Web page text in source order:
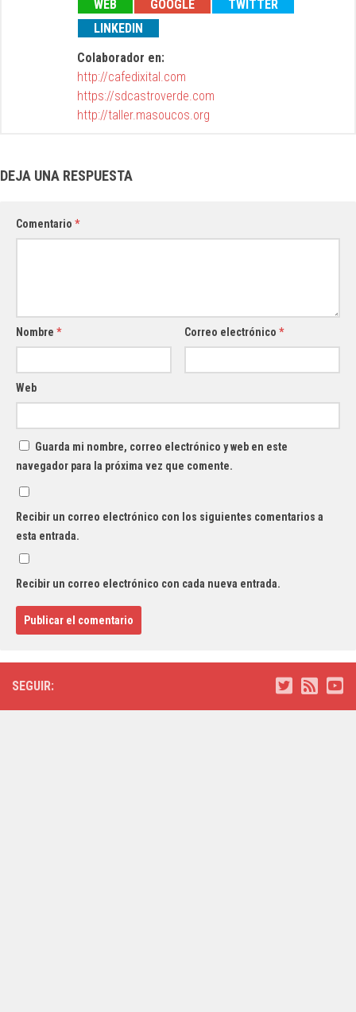
WEB GOOGLE
TWITTER
LINKEDIN
Colaborador en:
http://cafedixital.com
https://sdcastroverde.com
http://taller.masoucos.org
DEJA UNA RESPUESTA
Comentario *
Nombre * Correo electrónico*
Web
Guarda mi nombre, correo electrónico y web en este
navegador para la próxima vez que comente.
Recibir un correo electrónico con los siguientes comentarios a
esta entrada.
Recibir un correo electrónico con cada nueva entrada.
SEGUIR: